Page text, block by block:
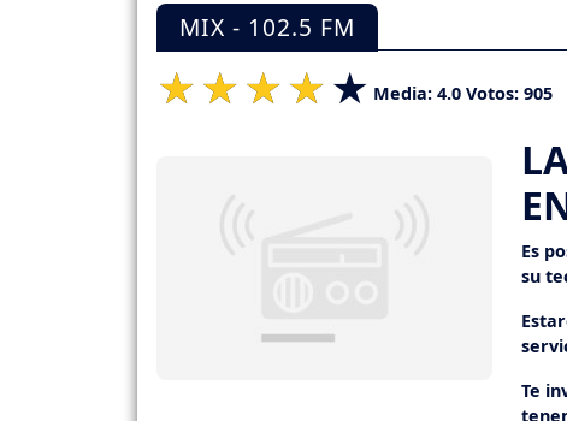
MIX - 102.5 FM
Media: 4.0 Votos: 905
Es
su
Te